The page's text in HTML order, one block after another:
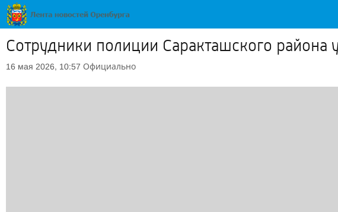
Сотрудники полиции Саракташского района
16 мая 2026, 10:57 Официально